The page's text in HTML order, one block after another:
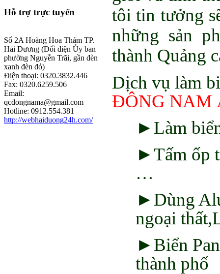
Hỗ trợ trực tuyến
Số 2A Hoàng Hoa Thám TP.
Hải Dương (Đối diện Ủy ban
phường Nguyễn Trãi, gần đèn
xanh đèn đỏ)
Điện thoại: 0320.3832.446
Fax: 0320.6259.506
Email:
qcdongnama@gmail.com
Hotline: 0912.554.381
http://webhaiduong24h.com/
tôi tin tưởng
những sản
thành Quảng
Dịch vụ làm
ĐÔNG NAM
►Làm
►Tấm ốp
…
►Dùng
ngoại
►Biển
thành phố